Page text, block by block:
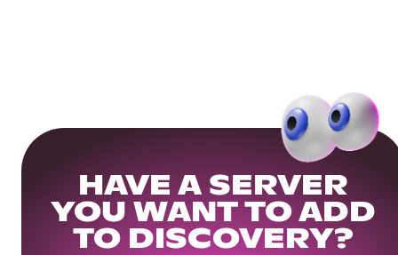
HAVE A SERVER
YOU WANT TO ADD
TO DISCOVERY?